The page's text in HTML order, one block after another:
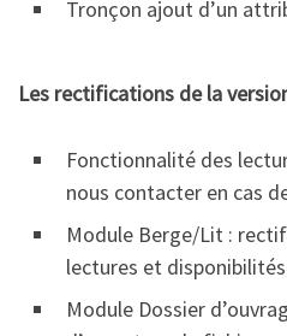
Tronçon ajout d’un
Les rectifications de la
Fonctionnalité des
nous contacter en cas
Module Berge/Lit :
lectures et
Module Dossier